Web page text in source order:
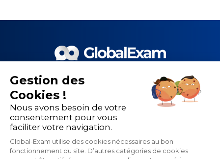
Le meilleur de la EdTech et de
nos 1 500 partenaires pour la
performance de la formation
linguistique
Gestion des
Cookies !
Nous avons besoin de votre
consentement pour vous
faciliter votre navigation.
Global-Exam utilise des cookies nécessaires au bon
fonctionnement du site. D’autres catégories de cookies